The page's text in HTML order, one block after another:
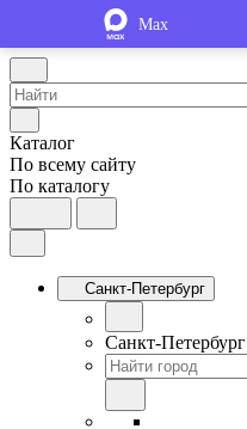
Каталог
По всему сайту
По каталогу
Санкт-Петербург
Санкт-Петербург
Max